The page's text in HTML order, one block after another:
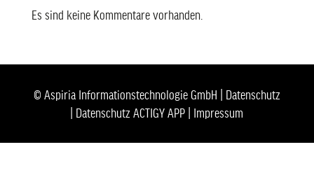
Es sind keine Kommentare vorhanden.
© Aspiria Informationstechnologie GmbH | Datenschutz
Datenschutz ACTIGY APP Impressum